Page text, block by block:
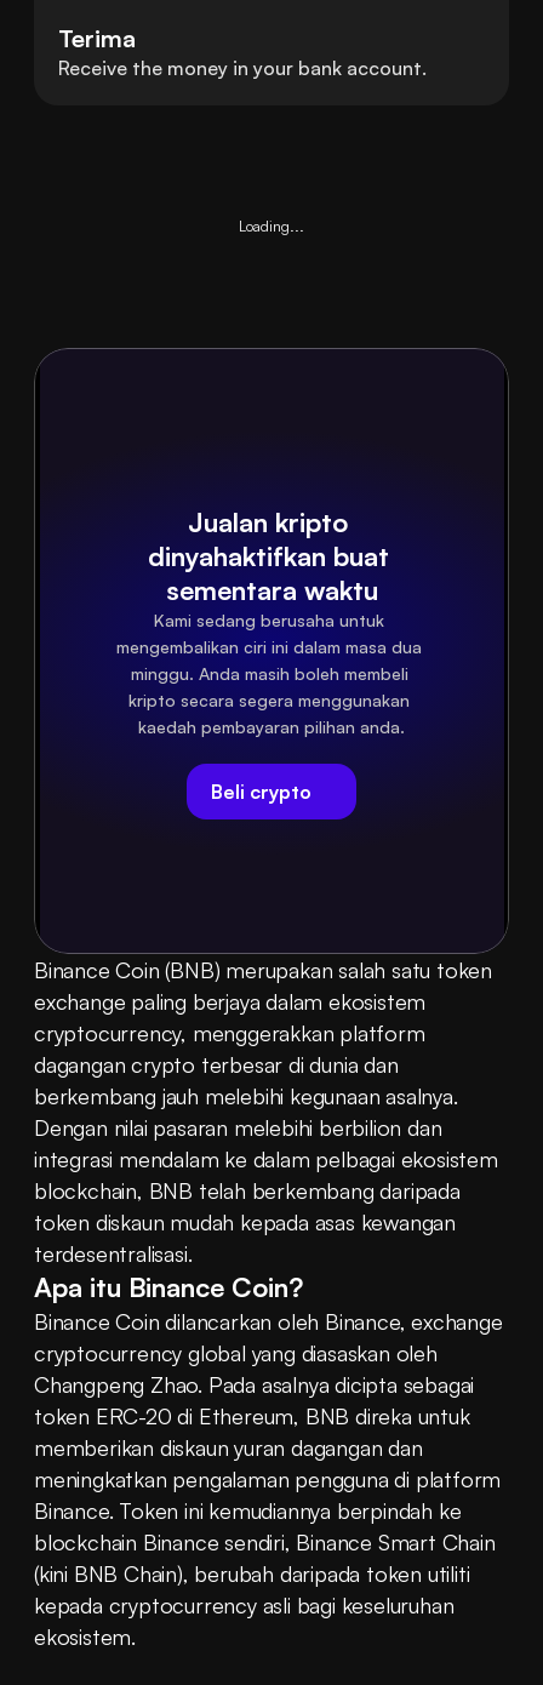
Terima
Receive the money in your bank account.
Loading...
Binance Coin (BNB) merupakan salah satu token
exchange paling berjaya dalam ekosistem
cryptocurrency, menggerakkan platform
dagangan crypto terbesar di dunia dan
berkembang jauh melebihi kegunaan asalnya.
Dengan nilai pasaran melebihi berbilion dan
integrasi mendalam ke dalam pelbagai ekosistem
blockchain, BNB telah berkembang daripada
token diskaun mudah kepada asas kewangan
terdesentralisasi.
Apa itu Binance Coin?
Binance Coin dilancarkan oleh Binance, exchange
cryptocurrency global yang diasaskan oleh
Changpeng Zhao. Pada asalnya dicipta sebagai
token ERC-20 di Ethereum, BNB direka untuk
memberikan diskaun yuran dagangan dan
meningkatkan pengalaman pengguna di platform
Binance. Token ini kemudiannya berpindah ke
blockchain Binance sendiri, Binance Smart Chain
(kini BNB Chain), berubah daripada token utiliti
kepada cryptocurrency asli bagi keseluruhan
ekosistem.
Jualan kripto
dinyahaktifkan buat
sementara waktu
Kami sedang berusaha untuk
mengembalikan ciri ini dalam masa dua
minggu. Anda masih boleh membeli
kripto secara segera menggunakan
kaedah pembayaran pilihan anda.
Beli crypto